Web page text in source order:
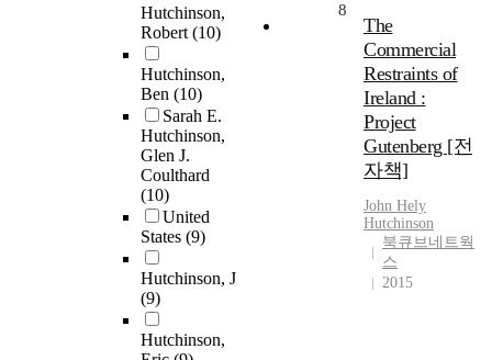
Hutchinson,
Robert(10)
Hutchinson,
Ben (10)
Sarah E.
Hutchinson,
Glen J.
Coulthard
(10)
United
States (9)
Hutchinson, J
(9)
Hutchinson,
8
The
Commercial
Restraints of
Ireland :
Project
Gutenberg [전
자책]
John Hely
Hutchinson
북큐브네트웍
스
2015